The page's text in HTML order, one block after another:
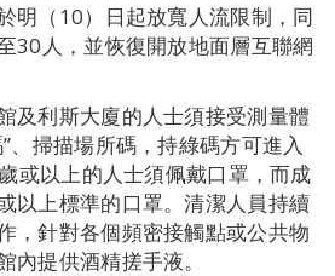
明（10）日起放寬人流限制，同
30人，並恢復開放地面層互聯網
及利斯大廈的人士須接受測量體
、掃描場所碼，持綠碼方可進入
或以上的人士須佩戴口罩，而成
以上標準的口罩。清潔人員持續
，針對各個頻密接觸點或公共物
內提供酒精搓手液。